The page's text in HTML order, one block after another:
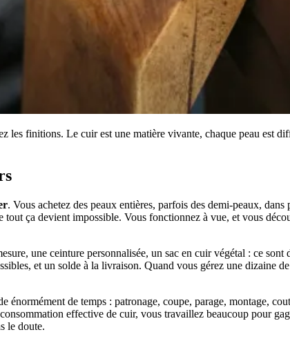
les finitions. Le cuir est une matière vivante, chaque peau est
. Vous achetez des peaux entières, parfois des demi-peaux,
ça devient impossible. Vous fonctionnez à vue, et vous
une ceinture personnalisée, un sac en cuir végétal : ce
et un solde à la livraison. Quand vous gérez une dizaine
énormément de temps : patronage, coupe, parage, montage,
effective de cuir, vous travaillez beaucoup pour
le doute.